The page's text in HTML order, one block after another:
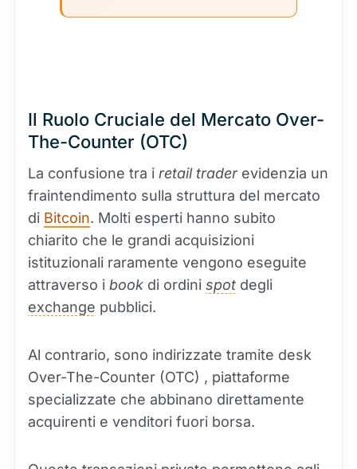
Il Ruolo Cruciale del Mercato Over-
The-Counter (OTC)
La confusione tra i retail trader evidenzia un
fraintendimento sulla struttura del mercato
di Bitcoin. Molti esperti hanno subito
chiarito che le grandi acquisizioni
istituzionali raramente vengono eseguite
attraverso i book di ordini spot degli
exchange pubblici.
Al contrario, sono indirizzate tramite desk
Over-The-Counter (OTC) , piattaforme
specializzate che abbinano direttamente
acquirenti e venditori fuori borsa.